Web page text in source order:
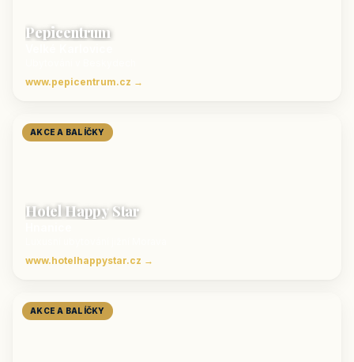
Pepicentrum
www.pepicentrum.cz →
AKCE A BALÍČKY
Hotel Happy Star
www.hotelhappystar.cz →
AKCE A BALÍČKY